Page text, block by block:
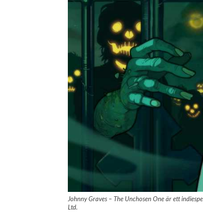
Johnny Graves – The Unchosen One är ett
Ltd.